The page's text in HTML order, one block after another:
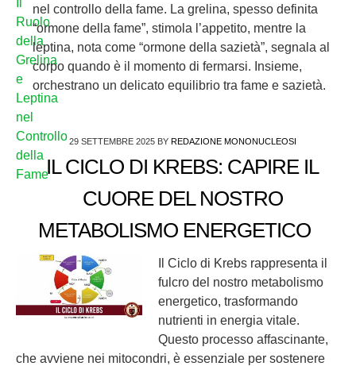
nel controllo della fame. La grelina, spesso definita
“ormone della fame”, stimola l’appetito, mentre la
leptina, nota come “ormone della sazietà”, segnala al
corpo quando è il momento di fermarsi. Insieme,
orchestrano un delicato equilibrio tra fame e sazietà.
29 SETTEMBRE 2025BY REDAZIONE MONONUCLEOSI
IL CICLO DI KREBS: CAPIRE IL
CUORE DEL NOSTRO
METABOLISMO ENERGETICO
Il Ciclo di Krebs rappresenta il
fulcro del nostro metabolismo
energetico, trasformando
nutrienti in energia vitale.
Questo processo affascinante,
che avviene nei mitocondri, è essenziale per sostenere